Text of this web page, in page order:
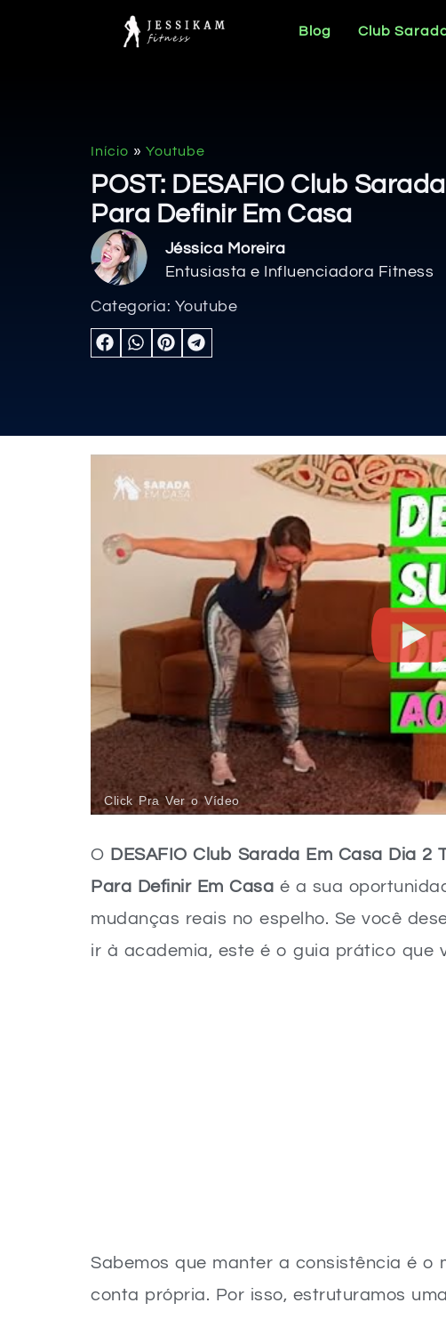
Blog Club
Início » Youtube
POST: DESAFIO Club
Para Definir Em Casa
Jéssica Moreira
Entusiasta e Influenciadora Fitness
Categoria: Youtube
Click Pra Ver o Vídeo
O DESAFIO Club Sarada Em Casa Dia 2
Para Definir Em Casa é a sua
mudanças reais no espelho. Se você
ir à academia, este é o guia prático que
Sabemos que manter a consistência é o
conta própria. Por isso, estruturamos